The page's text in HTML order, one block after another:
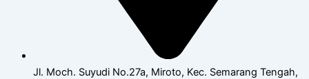
Jl. Moch. Suyudi No.27a, Miroto, Kec. Semarang Tengah,